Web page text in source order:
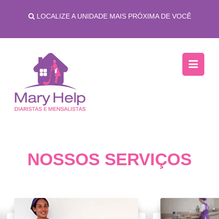
LOCALIZE A UNIDADE MAIS PRÓXIMA DE VOCÊ
NOSSOS SERVIÇOS